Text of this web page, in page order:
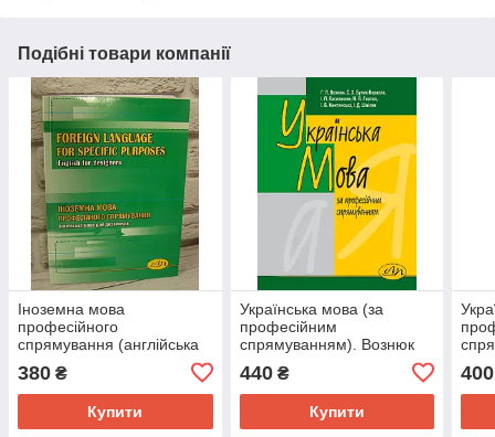
Подібні товари компанії
Іноземна мова
професійного
спрямування (англійська
Foreign Language for
Specific Purposes (English
380 ₴
Купити
Українська мова (за
професійним
спрямуванням). Вознюк
440₴
Купити
400